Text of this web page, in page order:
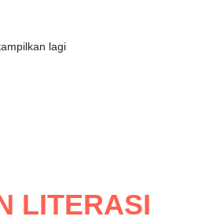
lagi
LITERASI